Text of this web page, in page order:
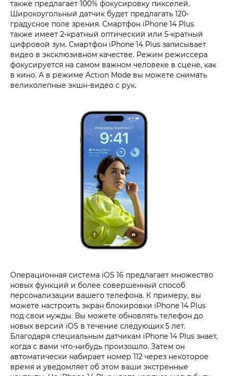
также предлагает 100% фокусировку пикселей.
Широкоугольный датчик будет предлагать 120-
градусное поле зрения. Смартфон iPhone 14 Plus
также имеет 2-кратный оптический или 5-кратный
цифровой зум. Смартфон iPhone 14 Plus записывает
видео в эксклюзивном качестве. Режим режиссера
фокусируется на самом важном человеке в сцене, как
в кино. А в режиме Action Mode вы можете снимать
великолепные экшн-видео с рук.
Операционная система iOS 16 предлагает множество
новых функций и более совершенный способ
персонализации вашего телефона. К примеру, вы
можете настроить экран блокировки iPhone 14 Plus
под свои нужды. Вы можете обновлять телефон до
новых версий iOS в течение следующих 5 лет.
Благодаря специальным датчикам iPhone 14 Plus знает,
когда с вами что-нибудь произошло. Затем он
автоматически набирает номер 112 через некоторое
время и уведомляет об этом ваши экстренные